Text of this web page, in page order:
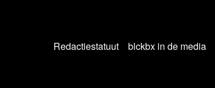
Redactiestatuut blckbx in de media